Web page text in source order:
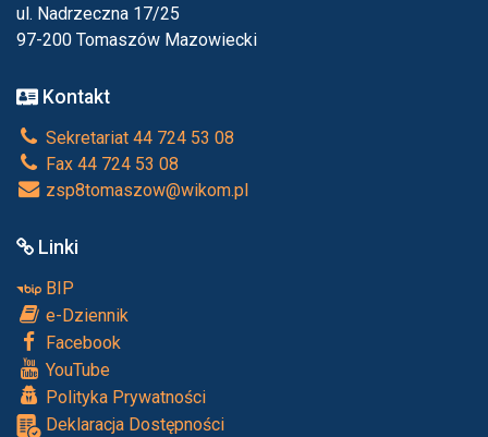
ul. Nadrzeczna 17/25
97-200 Tomaszów Mazowiecki
Kontakt
Sekretariat 44 724 53 08
Fax 44 724 53 08
zsp8tomaszow@wikom.pl
Linki
BIP
e-Dziennik
Facebook
YouTube
Polityka Prywatności
Deklaracja Dostępności